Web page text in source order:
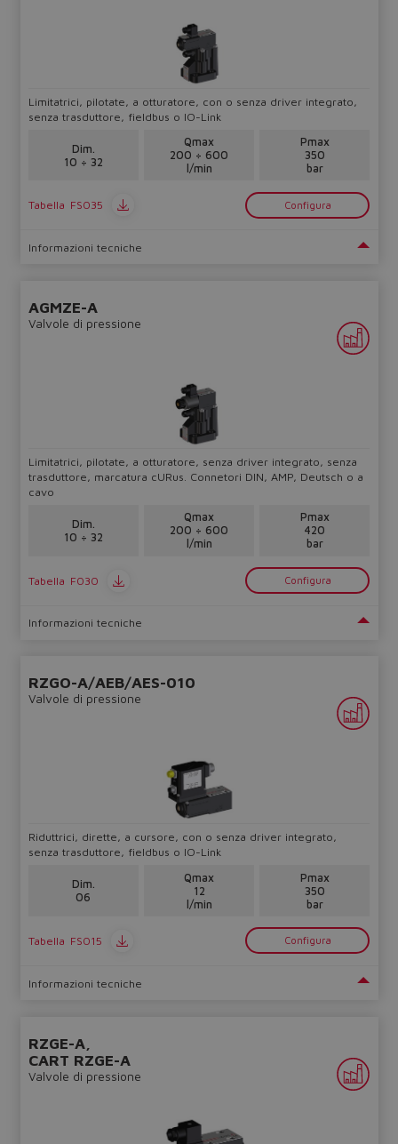
Limitatrici, pilotate, a otturatore, con o senza driver integrato,
senza trasduttore, fieldbus o IO-Link
Dim.
10 ÷ 32
Qmax
200 ÷ 600
l/min
Pmax
350
bar
Tabella FS035 Configura
Informazioni tecniche
AGMZE-A
Valvole di pressione
Limitatrici, pilotate, a otturatore, senza driver integrato, senza
trasduttore, marcatura cURus. Connetori DIN, AMP, Deutsch o a
cavo
Dim.
10 ÷ 32
Qmax
200 ÷ 600
l/min
Pmax
420
bar
Tabella F030 Configura
Informazioni tecniche
RZGO-A/AEB/AES-010
Valvole di pressione
Riduttrici, dirette, a cursore, con o senza driver integrato,
senza trasduttore, fieldbus o IO-Link
Dim.
06
Qmax
12
l/min
Pmax
350
bar
Tabella FS015 Configura
Informazioni tecniche
RZGE-A,
CART RZGE-A
Valvole di pressione